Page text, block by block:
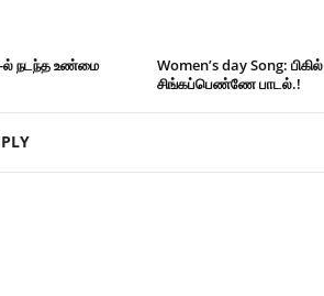
ல் நடந்த உண்மை
Women’s day Song: பிகில்
சிங்கப்பெண்ணே பாடல்.!